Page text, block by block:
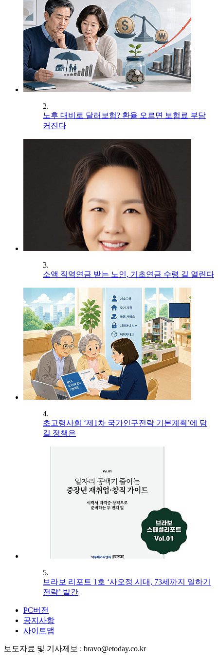
2.
노후 대비로 달러보험? 환율 오르면 보험료 부담
커진다
3.
소액 직역연금 받는 노인, 기초연금 수령 길 열린다
4.
초고령사회 ‘제1차 국가인구전략 기본계획’에 담
길 정책은
5.
브라보 리포트 1호 ‘사오정 시대, 73세까지 일하기
전략’ 발간
PC버전
공지사항
사이트맵
보도자료 및 기사제보 : bravo@etoday.co.kr